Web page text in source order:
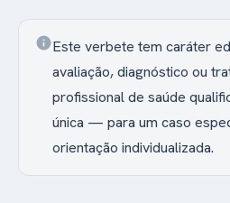
infoEste verbete tem caráter
avaliação, diagnóstico ou
profissional de saúde
única — para um caso
orientação individualizada.